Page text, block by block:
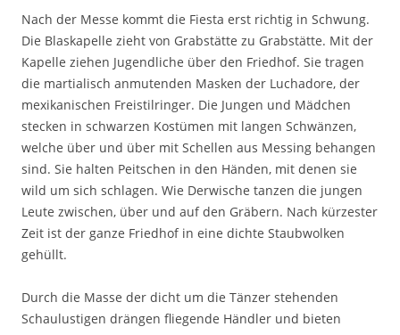
Nach der Messe kommt die Fiesta erst richtig in Schwung.
Die Blaskapelle zieht von Grabstätte zu Grabstätte. Mit der
Kapelle ziehen Jugendliche über den Friedhof. Sie tragen
die martialisch anmutenden Masken der Luchadore, der
mexikanischen Freistilringer. Die Jungen und Mädchen
stecken in schwarzen Kostümen mit langen Schwänzen,
welche über und über mit Schellen aus Messing behangen
sind. Sie halten Peitschen in den Händen, mit denen sie
wild um sich schlagen. Wie Derwische tanzen die jungen
Leute zwischen, über und auf den Gräbern. Nach kürzester
Zeit ist der ganze Friedhof in eine dichte Staubwolken
gehüllt.
Durch die Masse der dicht um die Tänzer stehenden
Schaulustigen drängen fliegende Händler und bieten